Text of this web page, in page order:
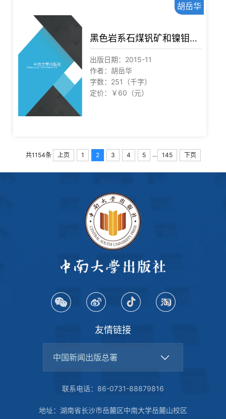
胡岳华
黑色岩系石煤钒矿和镍钼矿的选矿
出版日期：2015-11
作者：胡岳华
字数：251（千字）
定价：￥60（元）
共1154条 上页 1 2 3 4 5 ... 145 下页
友情链接
中国新闻出版总署
联系电话：86-0731-88879816
地址：湖南省长沙市岳麓区中南大学岳麓山校区